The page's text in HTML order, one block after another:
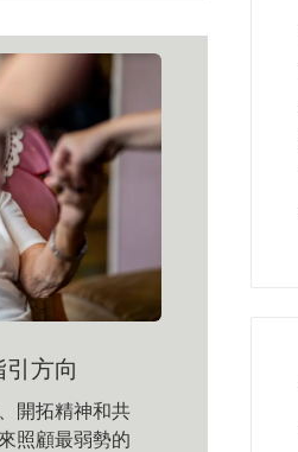
方向
開拓精神和共
照顧最弱勢的